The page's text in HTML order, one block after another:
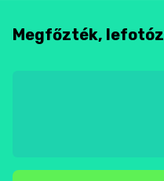
Megfőzték,